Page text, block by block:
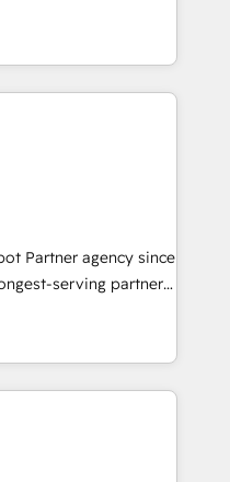
and expertise in
integration, helping
North America, UK,
big enterprise
is known for:
hubspot-
HubSpot does.
contact-
Partner agency since
serving partners
for our clients,
and ROI. Our
and coaching
with 8 HubSpot